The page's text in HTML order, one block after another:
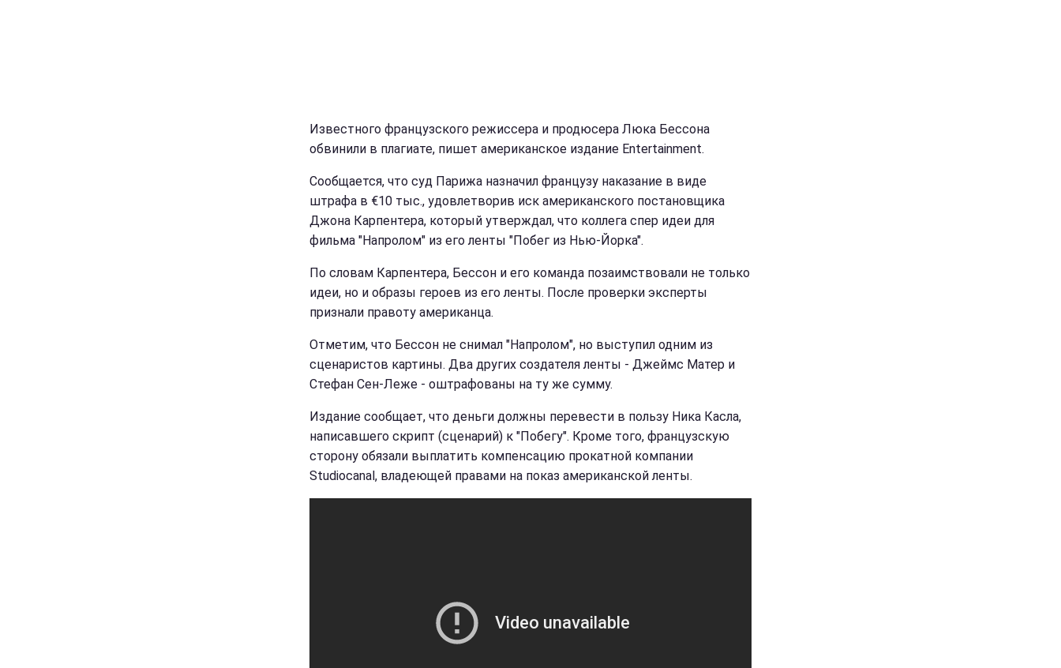
Известного французского режиссера и продюсера Люка Бессона
обвинили в плагиате, пишет американское издание Entertainment.
Сообщается, что суд Парижа назначил французу наказание в виде
штрафа в €10 тыс., удовлетворив иск американского постановщика
Джона Карпентера, который утверждал, что коллега спер идеи для
фильма "Напролом" из его ленты "Побег из Нью-Йорка".
По словам Карпентера, Бессон и его команда позаимствовали не только
идеи, но и образы героев из его ленты. После проверки эксперты
признали правоту американца.
Отметим, что Бессон не снимал "Напролом", но выступил одним из
сценаристов картины. Два других создателя ленты - Джеймс Матер и
Стефан Сен-Леже - оштрафованы на ту же сумму.
Издание сообщает, что деньги должны перевести в пользу Ника Касла,
написавшего скрипт (сценарий) к "Побегу". Кроме того, французскую
сторону обязали выплатить компенсацию прокатной компании
Studiocanal, владеющей правами на показ американской ленты.